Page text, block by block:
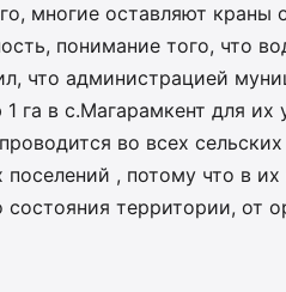
многие оставляют краны
понимание того, что
что администрацией
га в с.Магарамкент для их
во всех сельских
поселений , потому что в
территории, от